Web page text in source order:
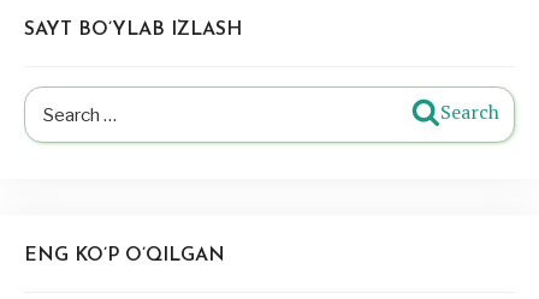
SAYT BO’YLAB IZLASH
Search
for:
Search
ENG KO’P O’QILGAN